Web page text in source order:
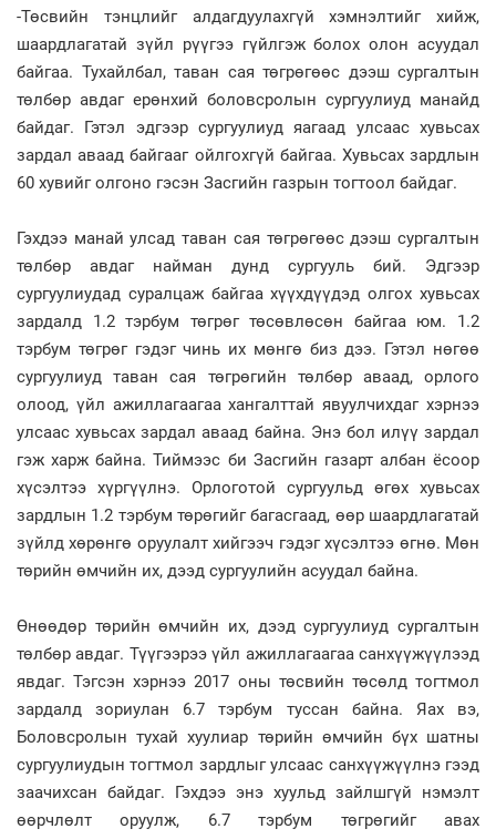
-Төсвийн тэнцлийг алдаг­дуу­лах­гүй хэмнэлтийг хийж,
шаард­лагатай зүйл рүүгээ гүйлгэж болох олон асуудал
байгаа. Тухайлбал, таван сая төгрөгөөс дээш сургалтын
төлбөр авдаг ерөнхий боловсролын сургуулиуд манайд
байдаг. Гэтэл эдгээр сургуулиуд яагаад улсаас хувьсах
зардал аваад байгааг ойлгохгүй байгаа. Хувьсах зардлын
60 хувийг олгоно гэсэн Засгийн газрын тогтоол байдаг.
Гэхдээ манай улсад таван сая төгрөгөөс дээш сургалтын
төлбөр авдаг найман дунд сургууль бий. Эдгээр
сургуулиудад суралцаж байгаа хүүхдүүдэд олгох хувьсах
зардалд 1.2 тэрбум төгрөг төсөвлөсөн байгаа юм. 1.2
тэрбум төгрөг гэдэг чинь их мөнгө биз дээ. Гэтэл нөгөө
сургуулиуд таван сая төгрөгийн төлбөр аваад, орлого
олоод, үйл ажиллагаагаа хангалттай явуулчихдаг хэрнээ
улсаас хувьсах зардал аваад байна. Энэ бол илүү зардал
гэж харж байна. Тиймээс би Засгийн газарт албан ёсоор
хүсэлтээ хүргүүлнэ. Орлоготой сургуульд өгөх хувьсах
зардлын 1.2 тэрбум төрөгийг багасгаад, өөр шаардлагатай
зүйлд хөрөнгө оруулалт хийгээч гэдэг хүсэлтээ өгнө. Мөн
төрийн өмчийн их, дээд сургуулийн асуудал байна.
Өнөөдөр төрийн өмчийн их, дээд сургуулиуд сургалтын
төлбөр авдаг. Түүгээрээ үйл ажиллагаагаа санхүүжүүлээд
явдаг. Тэгсэн хэрнээ 2017 оны төсвийн төсөлд тогтмол
зардалд зориулан 6.7 тэрбум туссан байна. Яах вэ,
Боловсролын тухай хуулиар төрийн өмчийн бүх шатны
сургуулиудын тогтмол зардлыг улсаас санхүүжүүлнэ гээд
заачихсан байдаг. Гэхдээ энэ хуульд зайлшгүй нэмэлт
өөрчлөлт оруулж, 6.7 тэрбум төгрөгийг авах